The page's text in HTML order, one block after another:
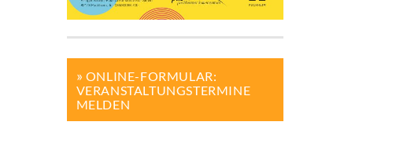
ONLINE-FORMULAR:
VERANSTALTUNGSTERMINE
MELDEN